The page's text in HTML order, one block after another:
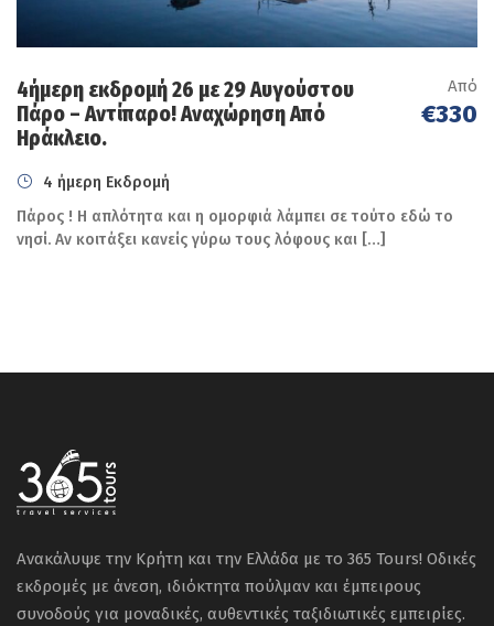
Άνετα Ρούχα και παπoύτσια.
Μαγιώ, καπέλο, αντιηλιακό κλπ
Ταυτότητα
Θετική Διάθεση για τις καλοκαιρινές διακοπές
μας.
Δηλώσεις συμμετοχής με προκαταβολή εως 30/6 & ε ξόφληση
4ήμερη εκδρομή 26 με 29 Αυγούστου
Πάρο – Αντίπαρο! Αναχώρηση Από
Ηράκλειο.
Από
€330
4 ήμερη Εκδρομή
Πάρος ! H απλότητα και η ομορφιά λάμπει σε τούτο εδώ το
νησί. Αν κοιτάξει κανείς γύρω τους λόφους και […]
Ανακάλυψε την Κρήτη και την Ελλάδα με το 365 Tours! Οδικές
εκδρομές με άνεση, ιδιόκτητα πούλμαν και έμπειρους
συνοδούς για μοναδικές, αυθεντικές ταξιδιωτικές εμπειρίες.